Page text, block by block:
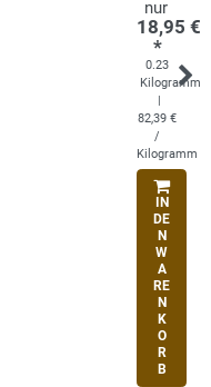
18,95 €
*
0.23
Kilogramm
82,39 €
/
Kilogramm
IN
DE
N
W
A
RE
N
K
O
R
B